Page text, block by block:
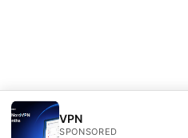
VPN
SPONSORED